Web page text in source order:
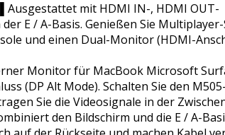
mit HDMI IN-, HDMI OUT-
E / A-Basis. Genießen Sie
und einen Dual-Monitor (HDMI-
Monitor für MacBook Microsoft
(DP Alt Mode). Schalten Sie den
Sie die Videosignale in der
den Bildschirm und die E / A-